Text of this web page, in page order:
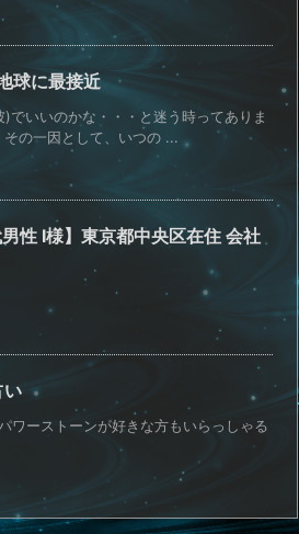
球に最接近
)でいいのかな・・・と迷う時ってありま
その一因として、いつの ...
男性 I様】東京都中央区在住 会社
い
ワーストーンが好きな方もいらっしゃる